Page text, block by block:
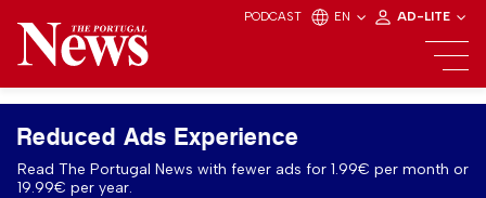
PODCAST EN AD-LITE
Reduced Ads Experience
Read The Portugal News with fewer ads for 1.99€ per month or
19.99€ per year.